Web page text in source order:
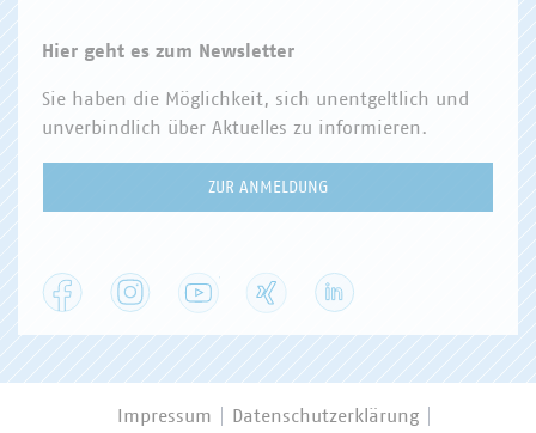
Hier geht es zum Newsletter
Sie haben die Möglichkeit, sich unentgeltlich und
unverbindlich über Aktuelles zu informieren.
ZUR ANMELDUNG
Facebook Instagram YouTube
Impressum Datenschutzerklärung